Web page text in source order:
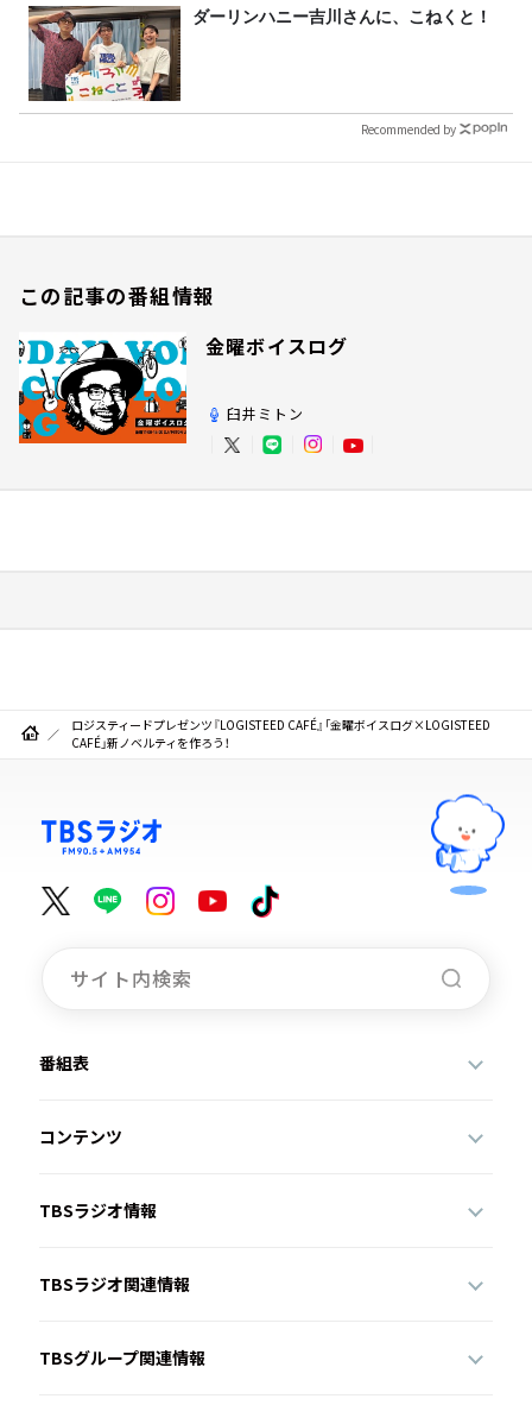
ダーリンハニー吉川さんに、こねくと！
Recommended by
この記事の番組情報
金曜ボイスログ
臼井ミトン
ロジスティードプレゼンツ『LOGISTEED CAFÉ』「金曜ボイスログ×LOGISTEED
CAFÉ」新ノベルティを作ろう！
番組表
コンテンツ
TBSラジオ情報
TBSラジオ関連情報
TBSグループ関連情報